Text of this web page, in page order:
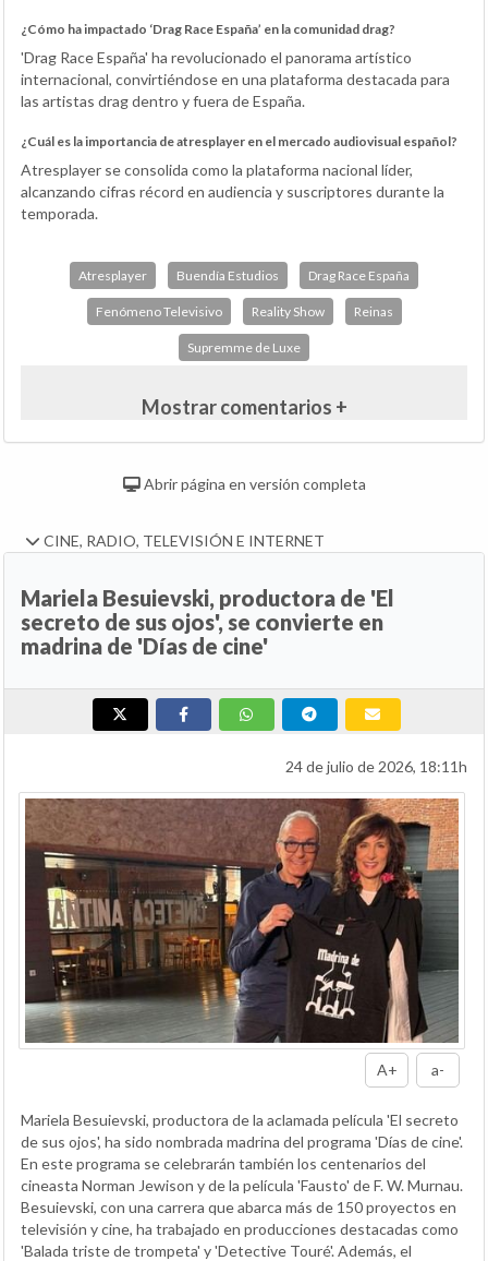
¿Cómo ha impactado ‘Drag Race España’ en la comunidad drag?
'Drag Race España' ha revolucionado el panorama artístico
internacional, convirtiéndose en una plataforma destacada para
las artistas drag dentro y fuera de España.
¿Cuál es la importancia de atresplayer en el mercado audiovisual español?
Atresplayer se consolida como la plataforma nacional líder,
alcanzando cifras récord en audiencia y suscriptores durante la
temporada.
Atresplayer Buendía Estudios Drag Race España
Fenómeno Televisivo Reality Show Reinas
Supremme de Luxe
Mostrar comentarios +
Abrir página en versión completa
CINE, RADIO, TELEVISIÓN E INTERNET
Mariela Besuievski, productora de 'El
secreto de sus ojos', se convierte en
madrina de 'Días de cine'
24 de julio de 2026, 18:11h
A+ a-
Mariela Besuievski, productora de la aclamada película 'El secreto
de sus ojos', ha sido nombrada madrina del programa 'Días de cine'.
En este programa se celebrarán también los centenarios del
cineasta Norman Jewison y de la película 'Fausto' de F. W. Murnau.
Besuievski, con una carrera que abarca más de 150 proyectos en
televisión y cine, ha trabajado en producciones destacadas como
'Balada triste de trompeta' y 'Detective Touré'. Además, el